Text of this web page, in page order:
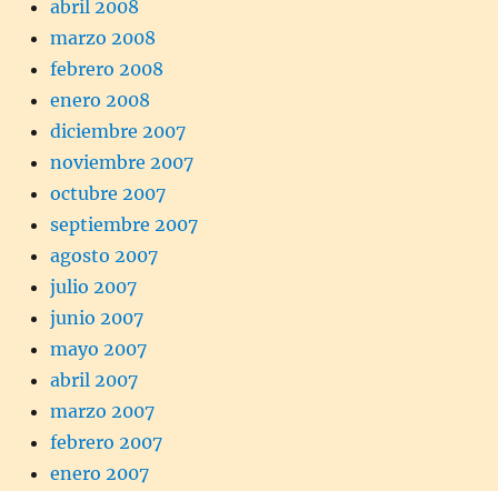
abril 2008
marzo 2008
febrero 2008
enero 2008
diciembre 2007
noviembre 2007
octubre 2007
septiembre 2007
agosto 2007
julio 2007
junio 2007
mayo 2007
abril 2007
marzo 2007
febrero 2007
enero 2007